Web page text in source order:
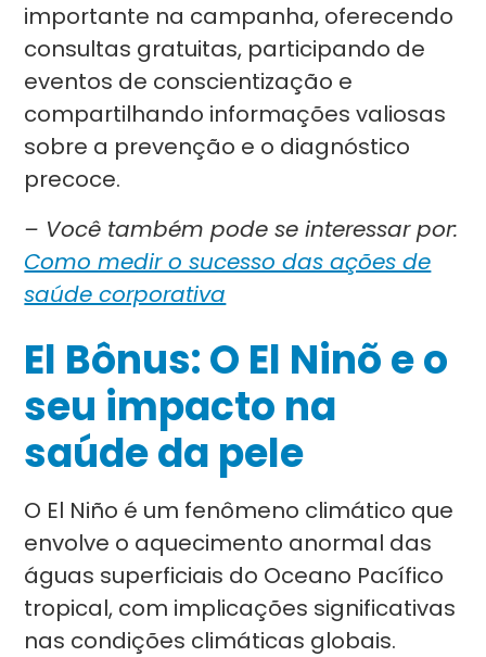
importante na campanha, oferecendo
consultas gratuitas, participando de
eventos de conscientização e
compartilhando informações valiosas
sobre a prevenção e o diagnóstico
precoce.
– Você também pode se interessar por:
Como medir o sucesso das ações de
saúde corporativa
El Bônus: O El Ninõ e o
seu impacto na
saúde da pele
O El Niño é um fenômeno climático que
envolve o aquecimento anormal das
águas superficiais do Oceano Pacífico
tropical, com implicações significativas
nas condições climáticas globais.